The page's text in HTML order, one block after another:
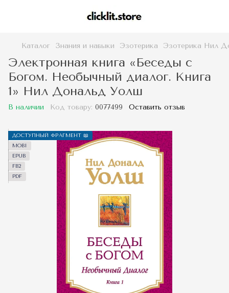
Каталог Знания и навыки Эзотерика Эзотерика Нил
Электронная книга «Беседы с
Богом. Необычный диалог. Книга
1» Нил Дональд Уолш
В наличии Код товару: 0077499 Оставить отзыв
ДОСТУПНЫЙ ФРАГМЕНТ 📖
MOBI
EPUB
FB2
PDF